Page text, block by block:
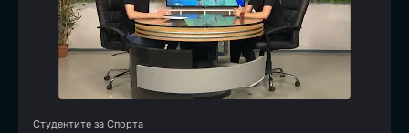
Студентите за Спортa